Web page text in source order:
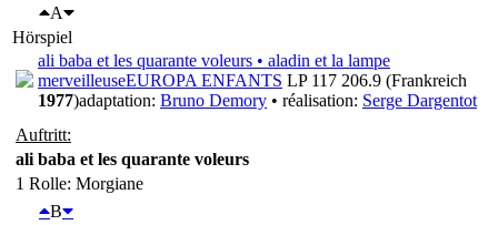
A
Hörspiel
ali baba et les quarante voleurs • aladin et la lampe
merveilleuseEUROPA ENFANTS LP 117 206.9 (Frankreich
1977)adaptation: Bruno Demory • réalisation: Serge Dargentot
Auftritt:
ali baba et les quarante voleurs
1 Rolle: Morgiane
B